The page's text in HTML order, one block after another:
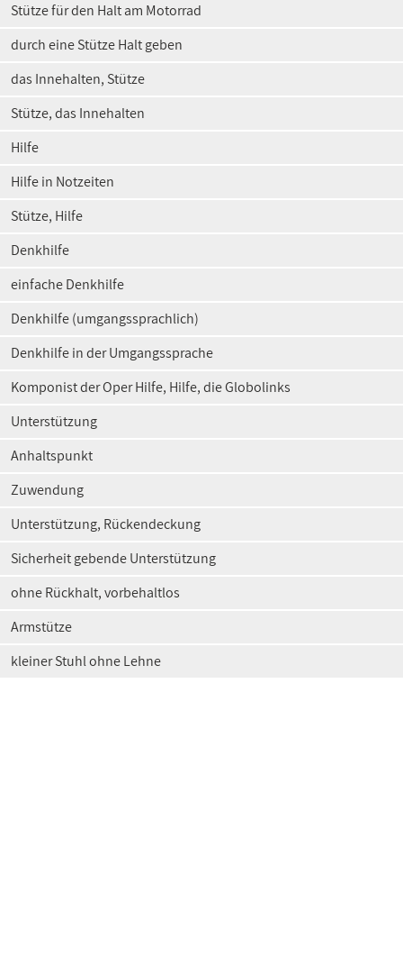
Stütze für den Halt am Motorrad
durch eine Stütze Halt geben
das Innehalten, Stütze
Stütze, das Innehalten
Hilfe
Hilfe in Notzeiten
Stütze, Hilfe
Denkhilfe
einfache Denkhilfe
Denkhilfe (umgangssprachlich)
Denkhilfe in der Umgangssprache
Komponist der Oper Hilfe, Hilfe, die Globolinks
Unterstützung
Anhaltspunkt
Zuwendung
Unterstützung, Rückendeckung
Sicherheit gebende Unterstützung
ohne Rückhalt, vorbehaltlos
Armstütze
kleiner Stuhl ohne Lehne